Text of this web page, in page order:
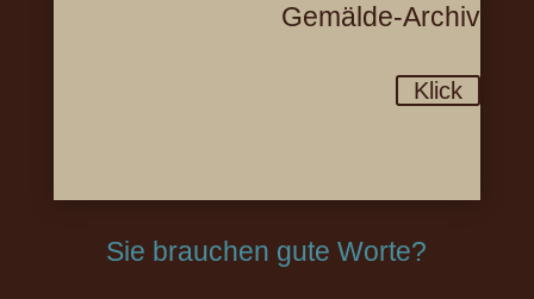
Gemälde-Archiv
Klick
Sie brauchen gute Worte?